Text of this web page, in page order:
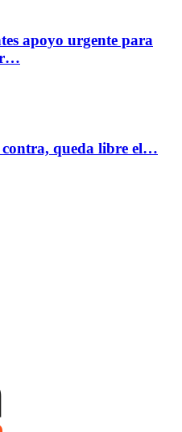
apoyo urgente para
contra, queda libre el…